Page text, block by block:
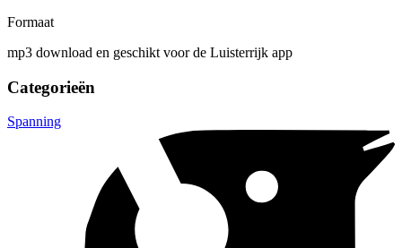
Formaat
mp3 download en geschikt voor de Luisterrijk app
Categorieën
Spanning